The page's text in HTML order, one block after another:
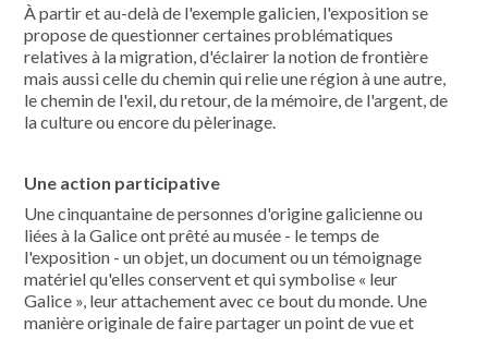
À partir et au-delà de l'exemple galicien, l'exposition se
propose de questionner certaines problématiques
relatives à la migration, d'éclairer la notion de frontière
mais aussi celle du chemin qui relie une région à une autre,
le chemin de l'exil, du retour, de la mémoire, de l'argent, de
la culture ou encore du pèlerinage.
Une action participative
Une cinquantaine de personnes d'origine galicienne ou
liées à la Galice ont prêté au musée - le temps de
l'exposition - un objet, un document ou un témoignage
matériel qu'elles conservent et qui symbolise « leur
Galice », leur attachement avec ce bout du monde. Une
manière originale de faire partager un point de vue et